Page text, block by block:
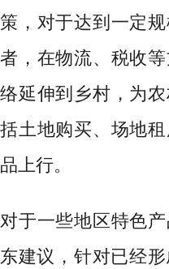
策，对于达到一定
者，在物流、税收
络延伸到乡村，为
括土地购买、场地
品上行。
对于一些地区特色
东建议，针对已经